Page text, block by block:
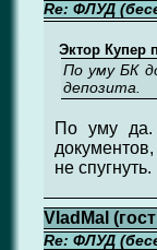
Re: ФЛУД
Эктор Купер
По уму БК
депозита.
По уму да.
не спугнуть.
VladMal
Re: ФЛУД